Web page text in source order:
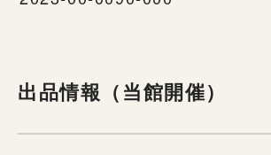
出品情報（当館開催）